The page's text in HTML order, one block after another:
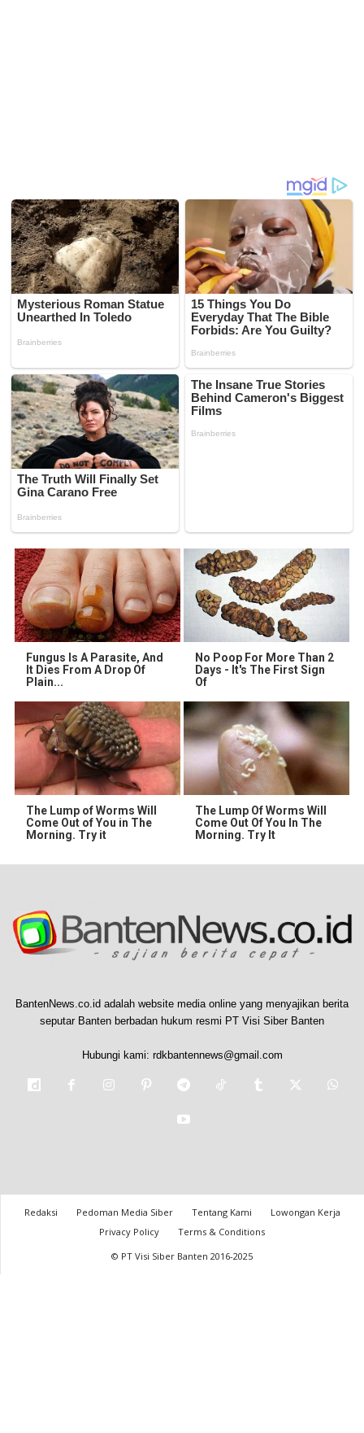
Fungus Is A Parasite, And
It Dies From A Drop Of
Plain...
No Poop For More Than 2
Days - It's The First Sign
Of
The Lump of Worms Will
Come Out of You in The
Morning. Try it
The Lump Of Worms Will
Come Out Of You In The
Morning. Try It
BantenNews.co.id adalah website media online yang menyajikan berita
seputar Banten berbadan hukum resmi PT Visi Siber Banten
Hubungi kami: rdkbantennews@gmail.com
Redaksi Pedoman Media Siber Tentang Kami
Lowongan Kerja
Privacy Policy
Terms & Conditions
© PT Visi Siber Banten 2016-2025